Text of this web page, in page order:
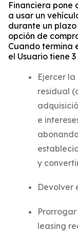
Financiera pone
a usar un
durante un
opción de
Cuando termina
el Usuario tiene
Ejercer
residual
e
y
Devolver
leasing